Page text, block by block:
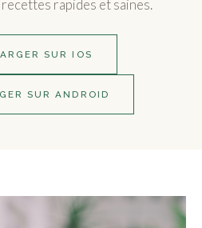
rapides et saines.
SUR IOS
SUR ANDROID